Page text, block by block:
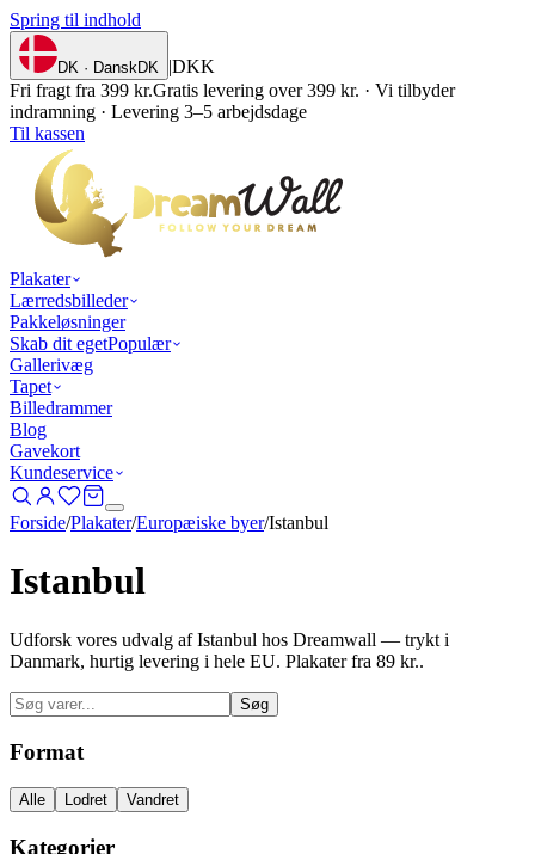
Spring til indhold
DK · DanskDK |DKK
Fri fragt fra 399 kr.Gratis levering over 399 kr. · Vi tilbyder
indramning · Levering 3–5 arbejdsdage
Til kassen
Plakater
Lærredsbilleder
Pakkeløsninger
Skab dit egetPopulær
Gallerivæg
Tapet
Billedrammer
Blog
Gavekort
Kundeservice
Forside/Plakater/Europæiske byer/Istanbul
Istanbul
Udforsk vores udvalg af Istanbul hos Dreamwall — trykt i
Danmark, hurtig levering i hele EU. Plakater fra 89 kr..
Søg
Format
Alle Lodret Vandret
Kategorier